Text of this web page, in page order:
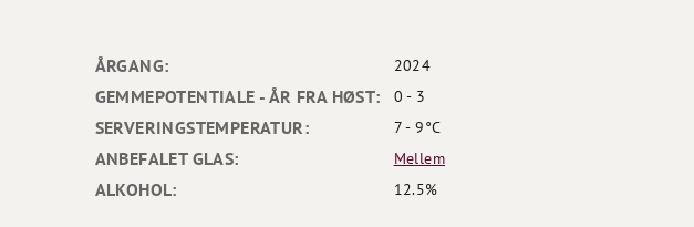
ÅRGANG: 2024
GEMMEPOTENTIALE - ÅR FRA HØST: 0 - 3
SERVERINGSTEMPERATUR: 7 - 9°C
ANBEFALET GLAS: Mellem
ALKOHOL: 12.5%